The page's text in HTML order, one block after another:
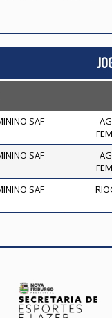
SAF
SAF
SAF